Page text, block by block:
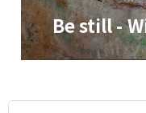
Be still -